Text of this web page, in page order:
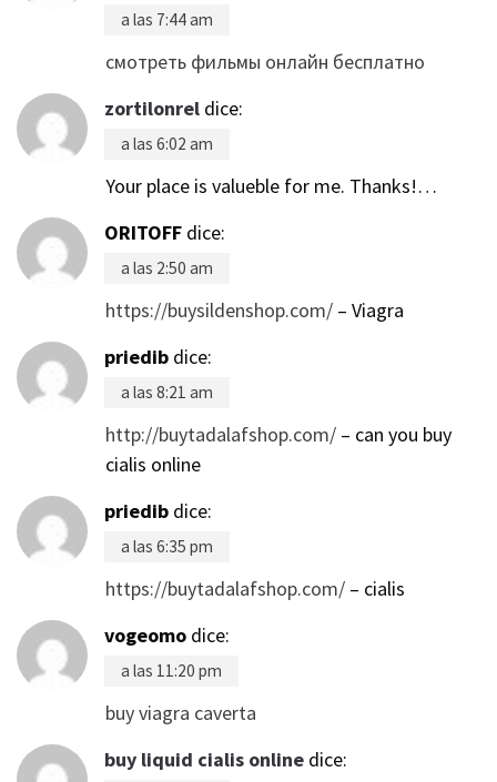
a las 7:44 am
смотреть фильмы онлайн бесплатно
zortilonrel dice:
a las 6:02 am
Your place is valueble for me. Thanks!…
ORITOFF dice:
a las 2:50 am
https://buysildenshop.com/ – Viagra
priedib dice:
a las 8:21 am
http://buytadalafshop.com/ – can you buy
cialis online
priedib dice:
a las 6:35 pm
https://buytadalafshop.com/ – cialis
vogeomo dice:
a las 11:20 pm
buy viagra caverta
buy liquid cialis online dice: